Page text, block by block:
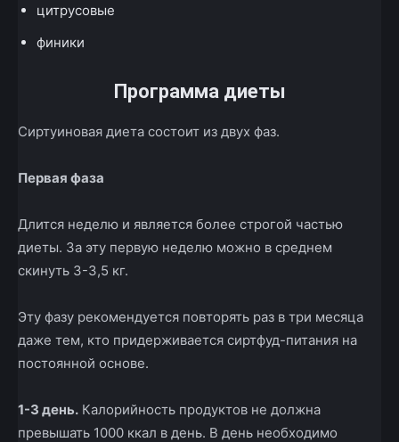
цитрусовые
финики
Программа диеты
Сиртуиновая диета состоит из двух фаз.
Первая фаза
Длится неделю и является более строгой частью
диеты. За эту первую неделю можно в среднем
скинуть 3-3,5 кг.
Эту фазу рекомендуется повторять раз в три месяца
даже тем, кто придерживается сиртфуд-питания на
постоянной основе.
1-3 день. Калорийность продуктов не должна
превышать 1000 ккал в день. В день необходимо